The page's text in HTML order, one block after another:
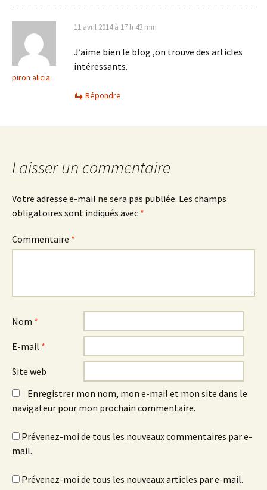
piron alicia
11 avril 2014 à 17 h 43 min
J’aime bien le blog ,on trouve des articles
intéressants.
Répondre
Laisser un commentaire
Votre adresse e-mail ne sera pas publiée. Les champs
obligatoires sont indiqués avec *
Commentaire *
Nom *
E-mail *
Site web
Enregistrer mon nom, mon e-mail et mon site dans le
navigateur pour mon prochain commentaire.
Prévenez-moi de tous les nouveaux commentaires par e-
mail.
Prévenez-moi de tous les nouveaux articles par e-mail.